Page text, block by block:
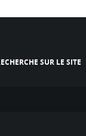
SUR LE SITE